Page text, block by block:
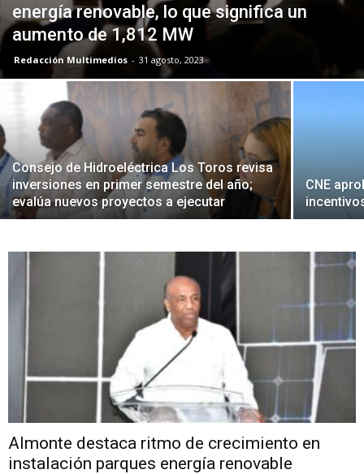
energía renovable, lo que significa un
aumento de 1,812 MW
Redacción Multimedios - 31 agosto, 2023
Consejo de Hidroeléctrica Los Toros revisa
inversiones en primer semestre del año;
evalúa nuevos proyectos a ejecutar
CNE
Almonte destaca ritmo de crecimiento en
instalación parques energía renovable